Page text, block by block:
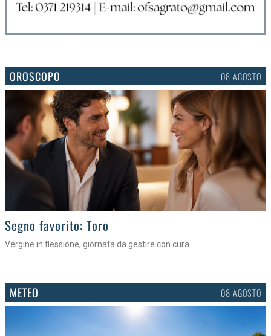
OROSCOPO 08 AGOSTO
>
Segno favorito: Toro
Vergine in flessione, giornata da gestire con cura
METEO 08 AGOSTO